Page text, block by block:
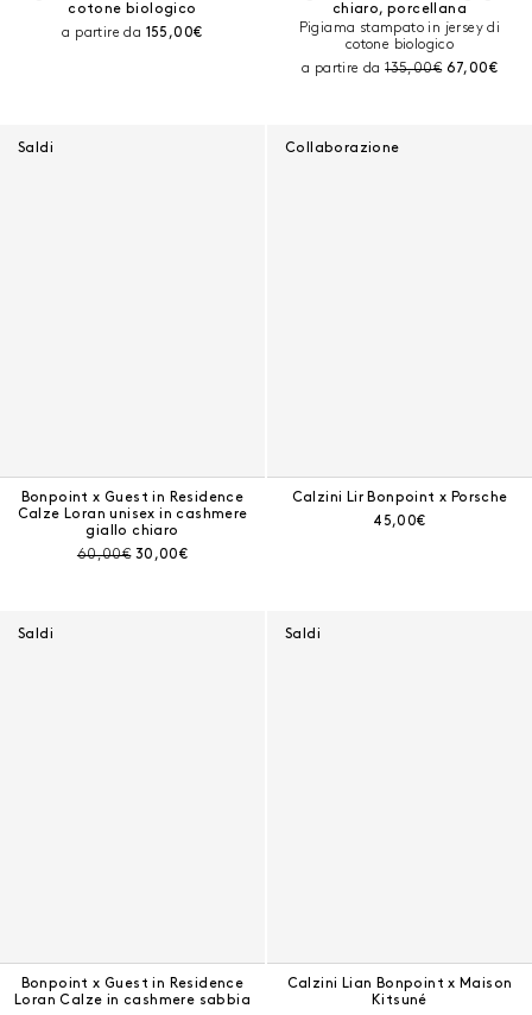
cotone biologico
a partire da Prezzo corrente:
155,00€
chiaro, porcellana
Pigiama stampato in jersey di
cotone biologico
a partire daPrezzo prima dello
135,00€ Prezzo
67,00€
Saldi
Bonpoint x Guest in Residence
Calze Loran unisex in cashmere
giallo chiaro
Prezzo prima dello sconto:
60,00€ Prezzo corrente:
30,00€
Collaborazione
Calzini Lir Bonpoint x Porsche
Prezzo corrente:
45,00€
Saldi
Bonpoint x Guest in Residence
Loran Calze in cashmere sabbia
Saldi
Calzini Lian Bonpoint x Maison
Kitsuné